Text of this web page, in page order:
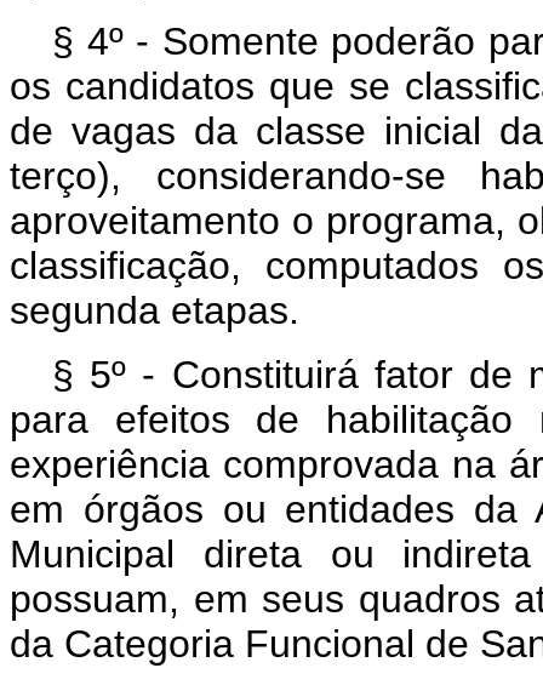
§ 4º - Somente poderão
os candidatos que se
de vagas da classe inicial
terço), considerando-se
aproveitamento o programa,
classificação, computados
segunda etapas.
§ 5º - Constituirá fator de
para efeitos de
experiência comprovada na
em órgãos ou entidades da
Municipal direta ou
possuam, em seus quadros
da Categoria Funcional de